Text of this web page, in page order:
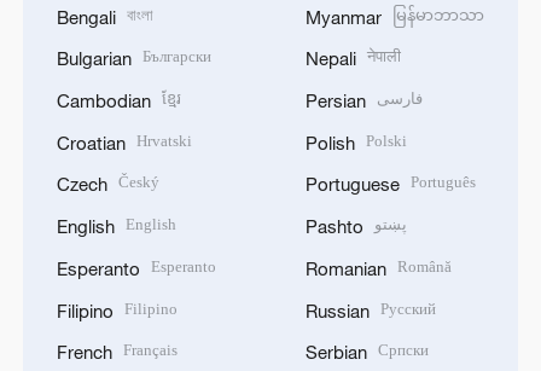
Bengali বাংলা
Bulgarian Български
Cambodian ខ្មែរ
Croatian Hrvatski
Czech Český
English English
Esperanto Esperanto
Filipino Filipino
French Français
Myanmar မြန်မာဘာသာ
Nepali नेपाली
Persian فارسی
Polish Polski
Portuguese Português
Pashto پښتو
Romanian Română
Russian Русский
Serbian Српски